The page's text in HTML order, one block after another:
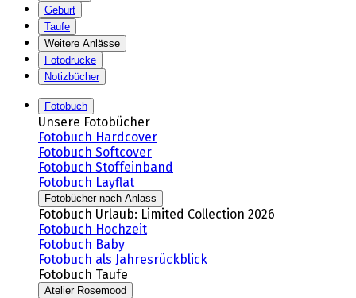
Geburt
Taufe
Weitere Anlässe
Fotodrucke
Notizbücher
Fotobuch
Unsere Fotobücher
Fotobuch Hardcover
Fotobuch Softcover
Fotobuch Stoffeinband
Fotobuch Layflat
Fotobücher nach Anlass
Fotobuch Urlaub: Limited Collection 2026
Fotobuch Hochzeit
Fotobuch Baby
Fotobuch als Jahresrückblick
Fotobuch Taufe
Atelier Rosemood